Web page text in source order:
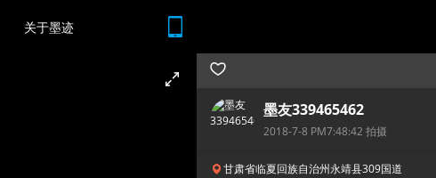
关于墨迹
墨友339465462
2018-7-8 PM7:48:42 拍摄
甘肃省临夏回族自治州永靖县309国道